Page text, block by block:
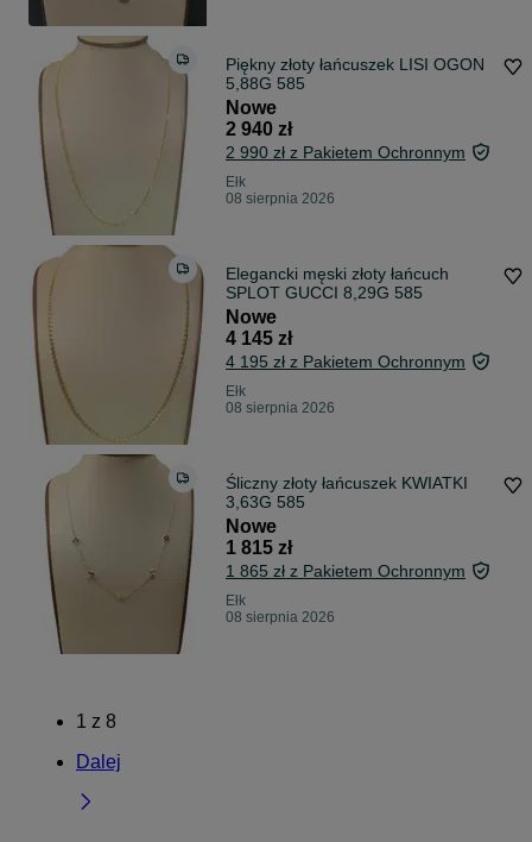
Piękny złoty łańcuszek LISI OGON
5,88G 585
Nowe
2 940 zł
2 990 zł z Pakietem Ochronnym
Ełk
08 sierpnia 2026
Elegancki męski złoty łańcuch
SPLOT GUCCI 8,29G 585
Nowe
4 145 zł
4 195 zł z Pakietem Ochronnym
Ełk
08 sierpnia 2026
Śliczny złoty łańcuszek KWIATKI
3,63G 585
Nowe
1 815 zł
1 865 zł z Pakietem Ochronnym
Ełk
08 sierpnia 2026
1 z 8
Dalej